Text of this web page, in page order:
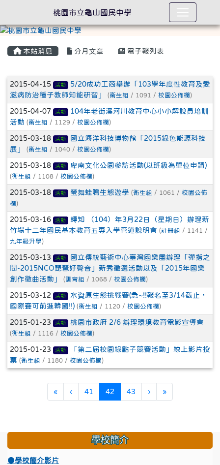
本站消息 分月文章 電子報列表
文章列表
2015-04-15 活動
5/20成功工商舉辦「103學年度性教育及愛
滋病防治種子教師知能研習」
(衛生組 / 1091 / 校園公佈欄 )
2015-04-07 活動
104年老街溪河川教育中心小小解說員培訓
活動 (衛生組 / 1129 / 校園公佈欄 )
2015-03-18 活動
國立海洋科技博物館「2015綠色能源科技
展」
(衛生組 / 1040 / 校園公佈欄 )
2015-03-18 活動 卑南文化公園參訪活動(以班級為單位申請)
(衛生組 / 1108 / 校園公佈欄 )
2015-03-18 活動 螢舞蛙鳴生態遊學 (衛生組 / 1061 / 校園公佈
欄 )
2015-03-16 活動
轉知 （104）年3月22日（星期日）辦理新
竹場十二年國民基本教育五專入學管道說明會 (註冊組 / 1141 /
九年級升學)
2015-03-13 活動
國立傳統藝術中心臺灣國樂團辦理「彈指之
間-2015NCO琵琶好聲音」新秀徵選活動以及「2015年國樂
創作徵曲活動」
(訓育組 / 1068 / 校園公佈欄 )
2015-03-12 活動
水資原生態挑戰賽(急~!!報名至3/14截止，
國際賽可前進韓國!!) (衛生組 / 1120 / 校園公佈欄 )
2015-01-23 活動 桃園市政府 2/6 辦理環境教育電影宣導會
(衛生組 / 1116 / 校園公佈欄 )
2015-01-23 活動
「第二屆校園綠點子競賽活動」線上影片投
票 (衛生組 / 1180 / 校園公佈欄 )
«第一頁
‹上一頁
41 42 (目前頁次)
43 ›下一頁
»最後頁
學校簡介
●學校簡介影片
桃園市立龜山國民中學